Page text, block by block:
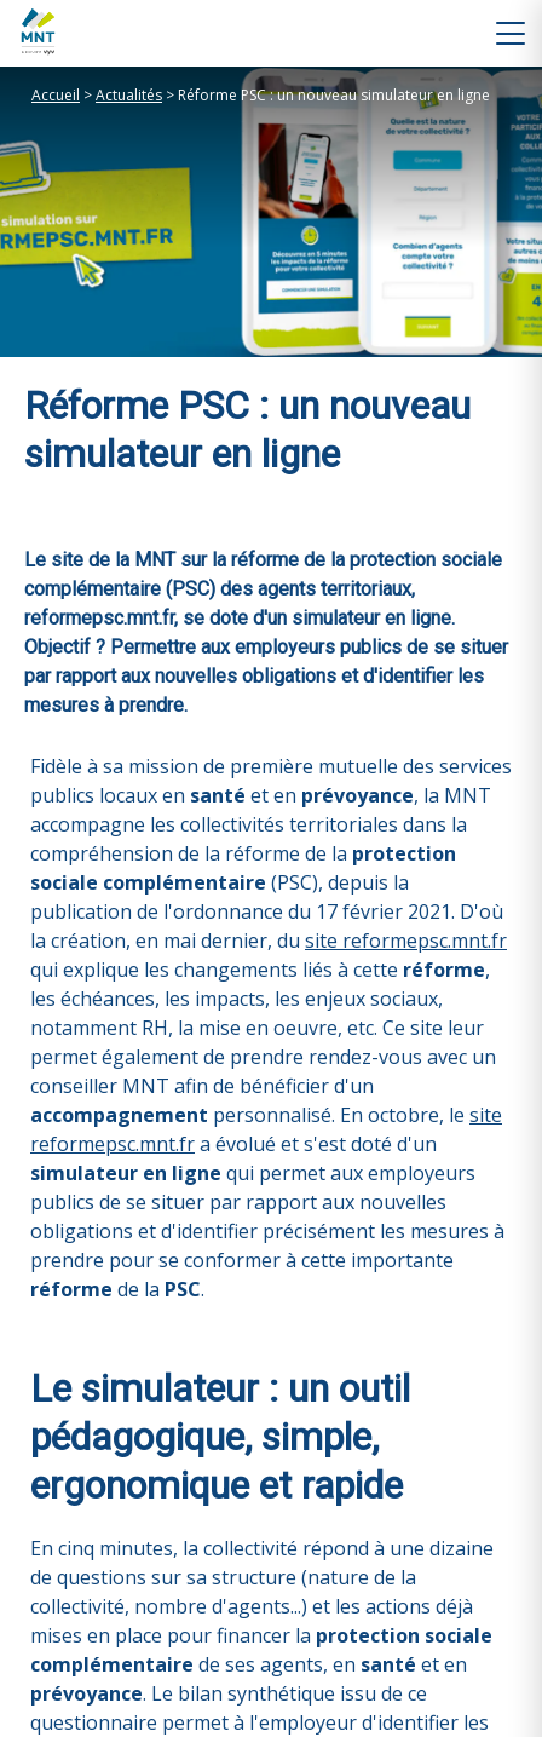
Accueil >Actualités >Réforme PSC : un nouveau simulateur en ligne
Réforme PSC : un nouveau
simulateur en ligne
Le site de la MNT sur la réforme de la protection sociale
complémentaire (PSC) des agents territoriaux,
reformepsc.mnt.fr, se dote d'un simulateur en ligne.
Objectif ? Permettre aux employeurs publics de se situer
par rapport aux nouvelles obligations et d'identifier les
mesures à prendre.
Fidèle à sa mission de première mutuelle des services
publics locaux en santé et en prévoyance, la MNT
accompagne les collectivités territoriales dans la
compréhension de la réforme de la protection
sociale complémentaire (PSC), depuis la
publication de l'ordonnance du 17 février 2021. D'où
la création, en mai dernier, du site reformepsc.mnt.fr
qui explique les changements liés à cette réforme,
les échéances, les impacts, les enjeux sociaux,
notamment RH, la mise en oeuvre, etc. Ce site leur
permet également de prendre rendez-vous avec un
conseiller MNT afin de bénéficier d'un
accompagnement personnalisé. En octobre, le site
reformepsc.mnt.fra évolué et s'est doté d'un
simulateur en ligne qui permet aux employeurs
publics de se situer par rapport aux nouvelles
obligations et d'identifier précisément les mesures à
prendre pour se conformer à cette importante
réforme de la PSC.
Le simulateur : un outil
pédagogique, simple,
ergonomique et rapide
En cinq minutes, la collectivité répond à une dizaine
de questions sur sa structure (nature de la
collectivité, nombre d'agents...) et les actions déjà
mises en place pour financer la protection sociale
complémentaire de ses agents, en santé et en
prévoyance. Le bilan synthétique issu de ce
questionnaire permet à l'employeur d'identifier les